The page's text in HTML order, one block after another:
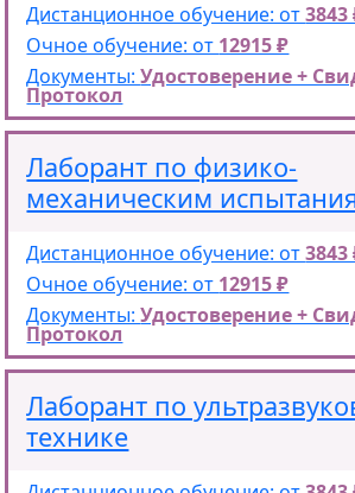
Дистанционное обучение: от3843
Очное обучение: от 12915 ₽
Документы:Удостоверение +
Протокол
Лаборант по физико-
механическим
Дистанционное обучение: от3843
Очное обучение: от 12915 ₽
Документы:Удостоверение +
Протокол
Лаборант по
технике